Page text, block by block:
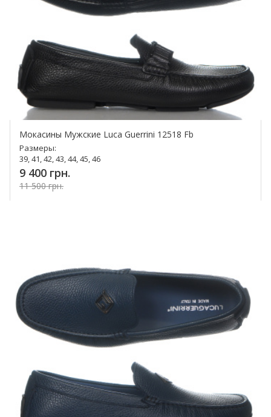
Мокасины Мужские Luca Guerrini 12518 Fb
Размеры:
39, 41, 42, 43, 44, 45, 46
9 400 грн.
11 500 грн.